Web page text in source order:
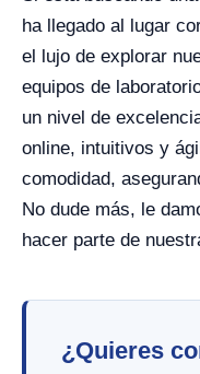
ha llegado al lugar
el lujo de explorar
equipos de
un nivel de
online, intuitivos y
comodidad,
No dude más, le
hacer parte de
¿Quieres